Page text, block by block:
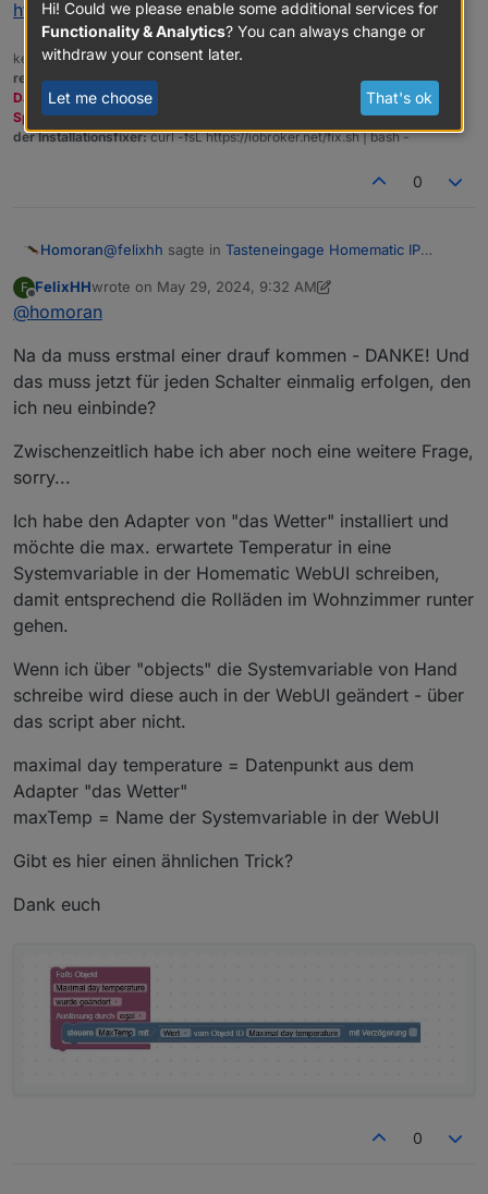
das Licht auch an...
https://forum.iobroker.net/post/970684
kein Support per PN! - Fragen im Forum stellen -
rechts unten im Beitrag wenn er euch geholfen hat.
Das Forum freut sich über eine Spende. Benutzt dazu den
Spendenbutton oben rechts. Danke!
der Installationsfixer:curl -fsL https://iobroker.net/fix.sh | bash -
0
Homoran@felixhh sagte in Tasteneingage Homematic IP
siehe hier
https://forum.iobroker.net/post/970684
F
Offline
FelixHHwrote on May 29, 2024, 9:32 AM
last edited by FelixHH May 29, 2024, 11:33 AM
@homoran
Na da muss erstmal einer drauf kommen - DANKE! Und
das muss jetzt für jeden Schalter einmalig erfolgen, den
ich neu einbinde?
Zwischenzeitlich habe ich aber noch eine weitere Frage,
sorry...
Ich habe den Adapter von "das Wetter" installiert und
möchte die max. erwartete Temperatur in eine
Systemvariable in der Homematic WebUI schreiben,
damit entsprechend die Rolläden im Wohnzimmer runter
gehen.
Wenn ich über "objects" die Systemvariable von Hand
schreibe wird diese auch in der WebUI geändert - über
das script aber nicht.
maximal day temperature = Datenpunkt aus dem
Adapter "das Wetter"
maxTemp = Name der Systemvariable in der WebUI
Gibt es hier einen ähnlichen Trick?
Dank euch
0
Hi! Could we please enable some additional services for
Functionality & Analytics? You can always change or
withdraw your consent later.
Let me choose That's ok